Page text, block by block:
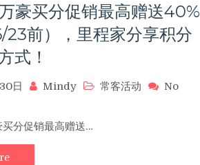
豪买分促销最高赠送40%
23前），里程家分享积分
式！
日 Mindy 常客活动
No
分促销最高赠送…